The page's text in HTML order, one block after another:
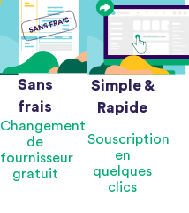
Sans
frais
Changement
de
fournisseur
gratuit
Simple &
Rapide
Souscription
en
quelques
clics